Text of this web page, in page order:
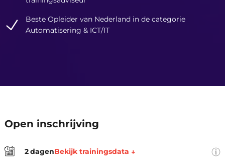
Beste Opleider van Nederland in de categorie
Automatisering & ICT/IT
Open inschrijving
2dagenBekijk trainingsdata ↓
locatie, trainingsmateriaal, lunch,